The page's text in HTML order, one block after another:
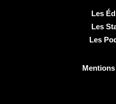
Les
Les
Les